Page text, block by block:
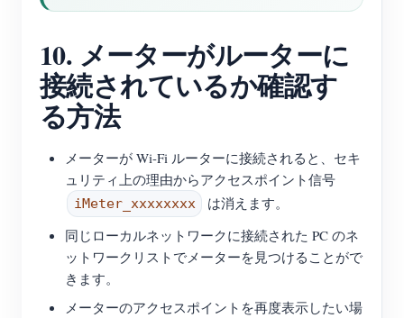
10. メーターがルーターに
接続されているか確認す
る方法
メーターが Wi-Fi ルーターに接続されると、セキ
ュリティ上の理由からアクセスポイント信号
iMeter_xxxxxxxx
は消えます。
同じローカルネットワークに接続された PC のネ
ットワークリストでメーターを見つけることがで
きます。
メーターのアクセスポイントを再度表示したい場